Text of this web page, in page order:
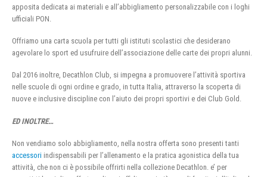
apposita dedicata ai materiali e all’abbigliamento personalizzabile con i loghi
ufficiali PON.
Offriamo una carta scuola per tutti gli istituti scolastici che desiderano
agevolare lo sport ed usufruire dell’associazione delle carte dei propri alunni.
Dal 2016 inoltre, Decathlon Club, si impegna a promuovere l’attività sportiva
nelle scuole di ogni ordine e grado, in tutta Italia, attraverso la scoperta di
nuove e inclusive discipline con l’aiuto dei propri sportivi e dei Club Gold.
ED INOLTRE…
Non vendiamo solo abbigliamento, nella nostra offerta sono presenti tanti
accessori indispensabili per l’allenamento e la pratica agonistica della tua
attività, che non ci è possibile offrirti nella collezione Decathlon. e’ per